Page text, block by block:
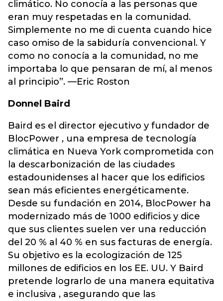
climático. No conocía a las personas que
eran muy respetadas en la comunidad.
Simplemente no me di cuenta cuando hice
caso omiso de la sabiduría convencional. Y
como no conocía a la comunidad, no me
importaba lo que pensaran de mí, al menos
al principio”. —Eric Roston
Donnel Baird
Baird es el director ejecutivo y fundador de
BlocPower , una empresa de tecnología
climática en Nueva York comprometida con
la descarbonización de las ciudades
estadounidenses al hacer que los edificios
sean más eficientes energéticamente.
Desde su fundación en 2014, BlocPower ha
modernizado más de 1000 edificios y dice
que sus clientes suelen ver una reducción
del 20 % al 40 % en sus facturas de energía.
Su objetivo es la ecologización de 125
millones de edificios en los EE. UU. Y Baird
pretende lograrlo de una manera equitativa
e inclusiva , asegurando que las